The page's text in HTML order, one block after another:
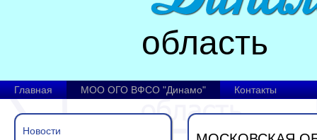
область
Главная МОО ОГО ВФСО "Динамо" Контакты
Новости